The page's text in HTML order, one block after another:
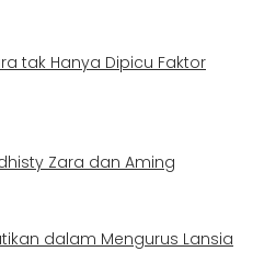
tak Hanya Dipicu Faktor
Zara dan Aming
dalam Mengurus Lansia